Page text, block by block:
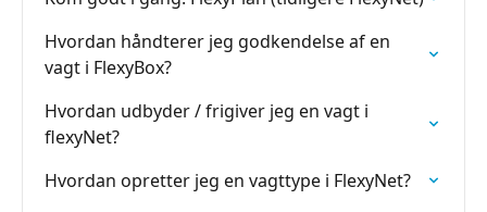
Hvordan håndterer jeg godkendelse af en
vagt i FlexyBox?
Hvordan udbyder / frigiver jeg en vagt i
flexyNet?
Hvordan opretter jeg en vagttype i FlexyNet?